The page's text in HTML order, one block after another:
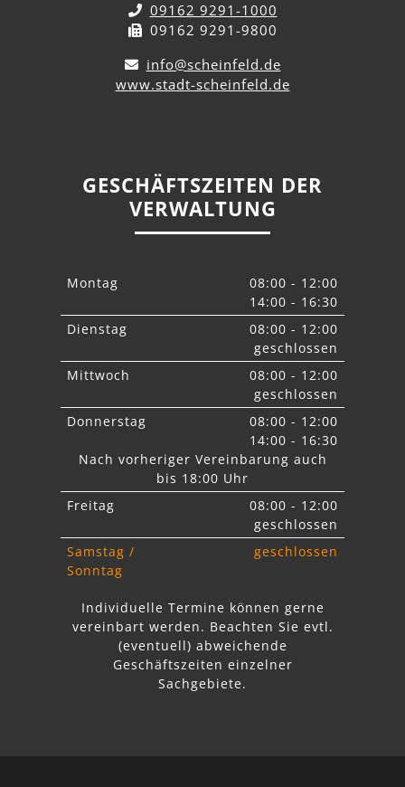
09162 9291-1000
09162 9291-9800
info@scheinfeld.de
www.stadt-scheinfeld.de
GESCHÄFTSZEITEN DER
VERWALTUNG
Montag
08:00 - 12:00
14:00 - 16:30
Dienstag
08:00 - 12:00
geschlossen
Mittwoch
08:00 - 12:00
geschlossen
Donnerstag
08:00 - 12:00
14:00 - 16:30
Nach vorheriger Vereinbarung auch
bis 18:00 Uhr
Freitag
08:00 - 12:00
geschlossen
Samstag /
Sonntag
geschlossen
Individuelle Termine können gerne
vereinbart werden. Beachten Sie evtl.
abweichende
Geschäftszeiten einzelner
Sachgebiete.